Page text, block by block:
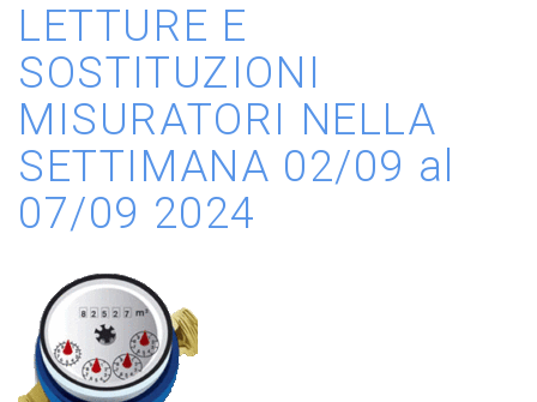
LETTURE E
SOSTITUZIONI
MISURATORI NELLA
SETTIMANA 02/09 al
07/09 2024